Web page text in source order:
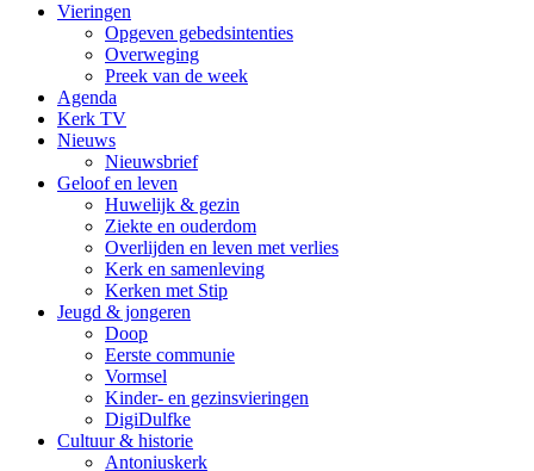
Vieringen
Opgeven gebedsintenties
Overweging
Preek van de week
Agenda
Kerk TV
Nieuws
Nieuwsbrief
Geloof en leven
Huwelijk & gezin
Ziekte en ouderdom
Overlijden en leven met verlies
Kerk en samenleving
Kerken met Stip
Jeugd & jongeren
Doop
Eerste communie
Vormsel
Kinder- en gezinsvieringen
DigiDulfke
Cultuur & historie
Antoniuskerk